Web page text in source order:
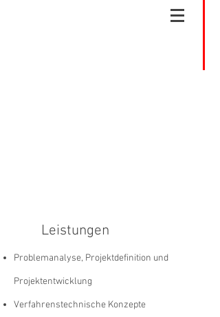
Leistungen
Problemanalyse, Projektdefinition und
Projektentwicklung
Verfahrenstechnische Konzepte